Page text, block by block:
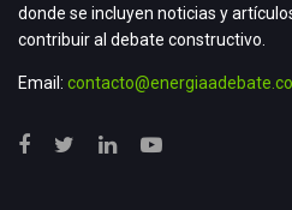
donde se incluyen noticias y
contribuir al debate constructivo.
Email: